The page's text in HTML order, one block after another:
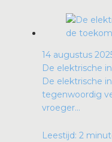
14 augustus
De elektrische
De elektrische
tegenwoordig
vroeger...
Leestijd: 2